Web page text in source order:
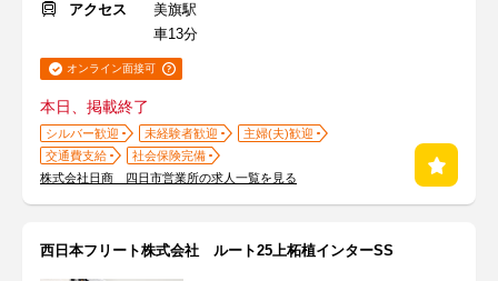
アクセス
美旗駅
車13分
オンライン面接可
本日、掲載終了
シルバー歓迎 未経験者歓迎
主婦(夫)歓迎
交通費支給
社会保険完備
株式会社日商 四日市営業所の求人一覧を見る
西日本フリート株式会社 ルート25上柘植インターSS